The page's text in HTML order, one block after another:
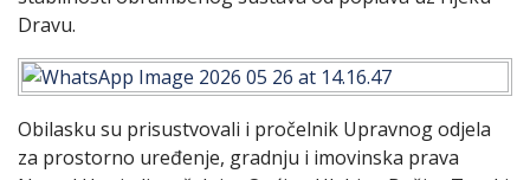
Dravu.
Obilasku su prisustvovali i pročelnik Upravnog odjela
za prostorno uređenje, gradnju i imovinska prava